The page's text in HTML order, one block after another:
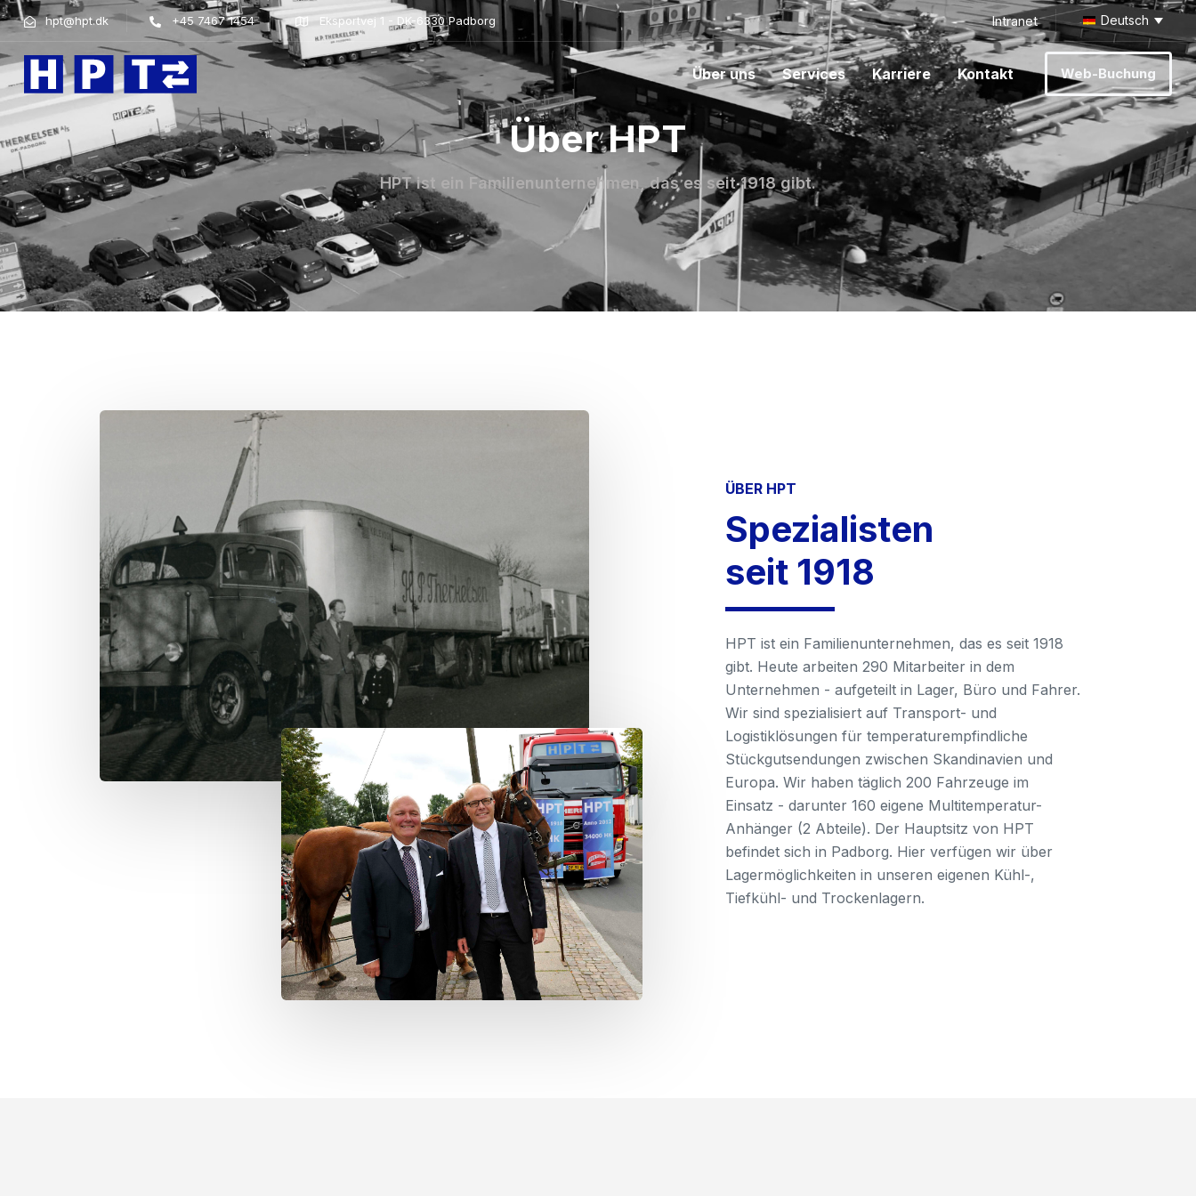
hpt@hpt.dk +45 7467 1454 Eksportvej 1 - DK-6330 Padborg Intranet Deutsch
Über uns Services Karriere Kontakt Web-Buchung
Über HPT
HPT ist ein Familienunternehmen, das es seit 1918 gibt.
ÜBER HPT
Spezialisten
seit 1918
HPT ist ein Familienunternehmen, das es seit 1918
gibt. Heute arbeiten 290 Mitarbeiter in dem
Unternehmen - aufgeteilt in Lager, Büro und Fahrer.
Wir sind spezialisiert auf Transport- und
Logistiklösungen für temperaturempfindliche
Stückgutsendungen zwischen Skandinavien und
Europa. Wir haben täglich 200 Fahrzeuge im
Einsatz - darunter 160 eigene Multitemperatur-
Anhänger (2 Abteile). Der Hauptsitz von HPT
befindet sich in Padborg. Hier verfügen wir über
Lagermöglichkeiten in unseren eigenen Kühl-,
Tiefkühl- und Trockenlagern.